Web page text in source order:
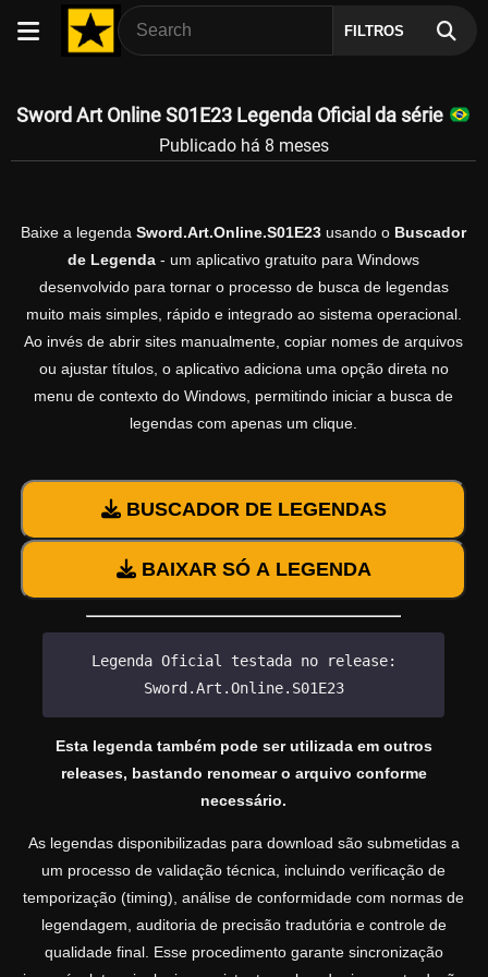
FILTROS
Sword Art Online S01E23 Legenda Oficial da série
Publicado há 8 meses
Baixe a legenda Sword.Art.Online.S01E23 usando o Buscador
de Legenda - um aplicativo gratuito para Windows
desenvolvido para tornar o processo de busca de legendas
muito mais simples, rápido e integrado ao sistema operacional.
Ao invés de abrir sites manualmente, copiar nomes de arquivos
ou ajustar títulos, o aplicativo adiciona uma opção direta no
menu de contexto do Windows, permitindo iniciar a busca de
legendas com apenas um clique.
BUSCADOR DE LEGENDAS
BAIXAR SÓ A LEGENDA
Legenda Oficial testada no release:
Sword.Art.Online.S01E23
Esta legenda também pode ser utilizada em outros
releases, bastando renomear o arquivo conforme
necessário.
As legendas disponibilizadas para download são submetidas a
um processo de validação técnica, incluindo verificação de
temporização (timing), análise de conformidade com normas de
legendagem, auditoria de precisão tradutória e controle de
qualidade final. Esse procedimento garante sincronização